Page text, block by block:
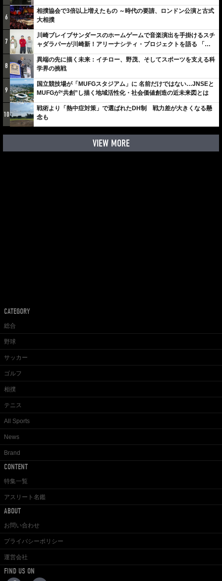
6
相撲協会で3倍以上増えたもの ～時代の要請、ロンドン公演と古式
大相撲
7
川崎ブレイブサンダースのホームゲームで音楽演出を手掛けるスチ
ャダラパーが川崎新！アリーナシティ・プロジェクトを語る 「楽
しみでしかないでしょ。川崎は、ずっと成長曲線だから」
8
異端の先に描く未来：イチロー、野茂、そしてスポーツを支える科
学界の挑戦
9
国立競技場が「MUFGスタジアム」に 名前だけではない…JNSEと
MUFGが“共創”し描く地域活性化・社会価値創造の近未来図とは
10
戦術より「熱中症対策」で選ばれたDH制 戦力差が大きくなる懸
念も
VIEW MORE
CATEGORY
総合
野球
サッカー
ゴルフ
相撲
テニス
All Sports
News
Brand
CONTENT
特集一覧
アスリート名鑑
ABOUT
お問い合わせ
プライバシーポリシー
運営会社
FIND US ON